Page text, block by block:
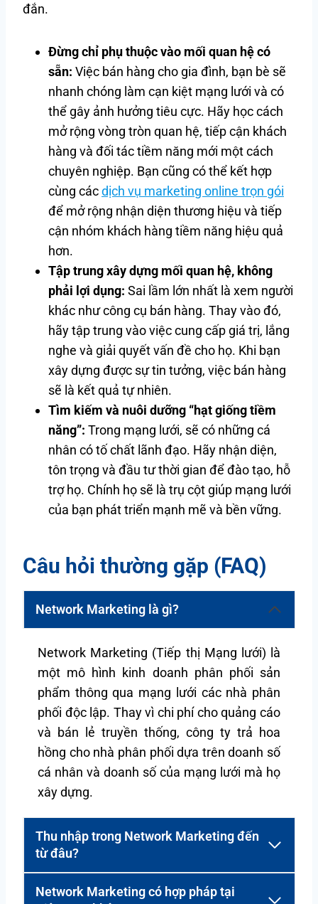
đắn.
Đừng chỉ phụ thuộc vào mối quan hệ có
sẵn: Việc bán hàng cho gia đình, bạn bè sẽ
nhanh chóng làm cạn kiệt mạng lưới và có
thể gây ảnh hưởng tiêu cực. Hãy học cách
mở rộng vòng tròn quan hệ, tiếp cận khách
hàng và đối tác tiềm năng mới một cách
chuyên nghiệp. Bạn cũng có thể kết hợp
cùng cácdịch vụ marketing online trọn gói
để mở rộng nhận diện thương hiệu và tiếp
cận nhóm khách hàng tiềm năng hiệu quả
hơn.
Tập trung xây dựng mối quan hệ, không
phải lợi dụng: Sai lầm lớn nhất là xem người
khác như công cụ bán hàng. Thay vào đó,
hãy tập trung vào việc cung cấp giá trị, lắng
nghe và giải quyết vấn đề cho họ. Khi bạn
xây dựng được sự tin tưởng, việc bán hàng
sẽ là kết quả tự nhiên.
Tìm kiếm và nuôi dưỡng “hạt giống tiềm
năng”: Trong mạng lưới, sẽ có những cá
nhân có tố chất lãnh đạo. Hãy nhận diện,
tôn trọng và đầu tư thời gian để đào tạo, hỗ
trợ họ. Chính họ sẽ là trụ cột giúp mạng lưới
của bạn phát triển mạnh mẽ và bền vững.
Câu hỏi thường gặp (FAQ)
Network Marketing là gì?
Network Marketing (Tiếp thị Mạng lưới) là
một mô hình kinh doanh phân phối sản
phẩm thông qua mạng lưới các nhà phân
phối độc lập. Thay vì chi phí cho quảng cáo
và bán lẻ truyền thống, công ty trả hoa
hồng cho nhà phân phối dựa trên doanh số
cá nhân và doanh số của mạng lưới mà họ
xây dựng.
Thu nhập trong Network Marketing đến
từ đâu?
Network Marketing có hợp pháp tại